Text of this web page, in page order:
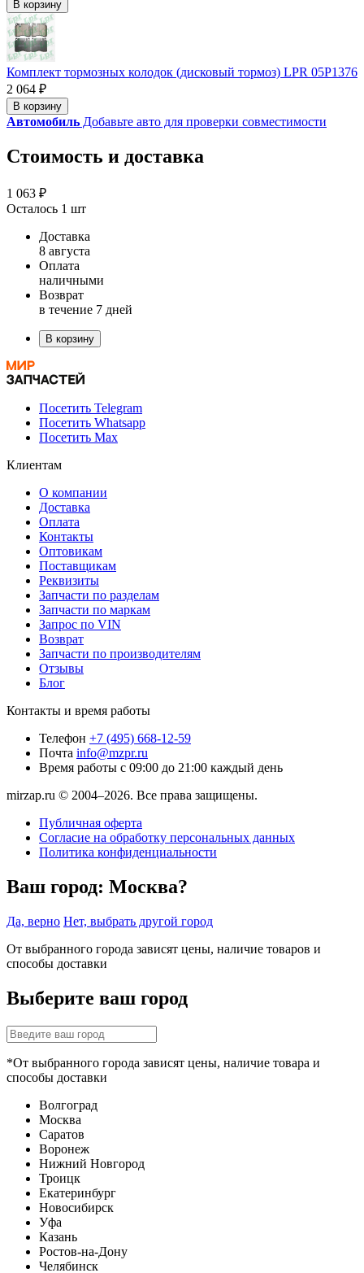
В корзину
Комплект тормозных колодок (дисковый тормоз) LPR 05P1376
2 064 ₽
В корзину
Автомобиль Добавьте авто для проверки совместимости
Стоимость и доставка
1 063 ₽
Осталось 1 шт
Доставка
8 августа
Оплата
наличными
Возврат
в течение 7 дней
В корзину
Посетить Telegram
Посетить Whatsapp
Посетить Max
Клиентам
О компании
Доставка
Оплата
Контакты
Оптовикам
Поставщикам
Реквизиты
Запчасти по разделам
Запчасти по маркам
Запрос по VIN
Возврат
Запчасти по производителям
Отзывы
Блог
Контакты и время работы
Телефон +7 (495) 668-12-59
Почта info@mzpr.ru
Время работы с 09:00 до 21:00 каждый день
mirzap.ru © 2004–2026. Все права защищены.
Публичная оферта
Согласие на обработку персональных данных
Политика конфиденциальности
Ваш город: Москва?
Да, верно Нет, выбрать другой город
От выбранного города зависят цены, наличие товаров и
способы доставки
Выберите ваш город
*От выбранного города зависят цены, наличие товара и
способы доставки
Волгоград
Москва
Саратов
Воронеж
Нижний Новгород
Троицк
Екатеринбург
Новосибирск
Уфа
Казань
Ростов-на-Дону
Челябинск